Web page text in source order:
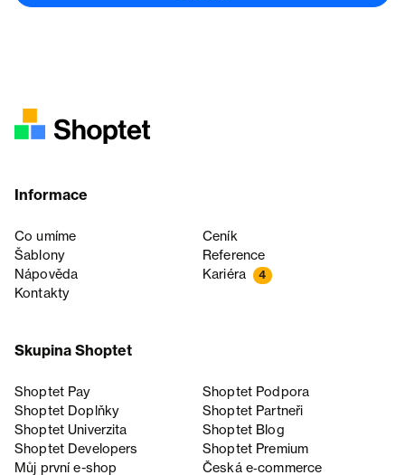
Informace
Co umíme
Ceník
Šablony
Reference
Nápověda
Kariéra 4
Kontakty
Skupina Shoptet
Shoptet Pay
Shoptet Podpora
Shoptet Doplňky
Shoptet Partneři
Shoptet Univerzita
Shoptet Blog
Shoptet Developers
Shoptet Premium
Můj první e-shop
Česká e‑commerce